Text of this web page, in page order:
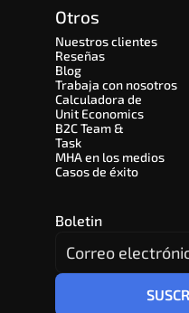
Otros
Nuestros clientes
Reseñas
Blog
Trabaja con nosotros
Calculadora de
Unit Economics
B2C Team &
Task
MHA en los medios
Casos de éxito
Boletin